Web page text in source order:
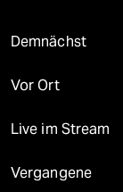
Demnächst
Vor Ort
Live im Stream
Vergangene